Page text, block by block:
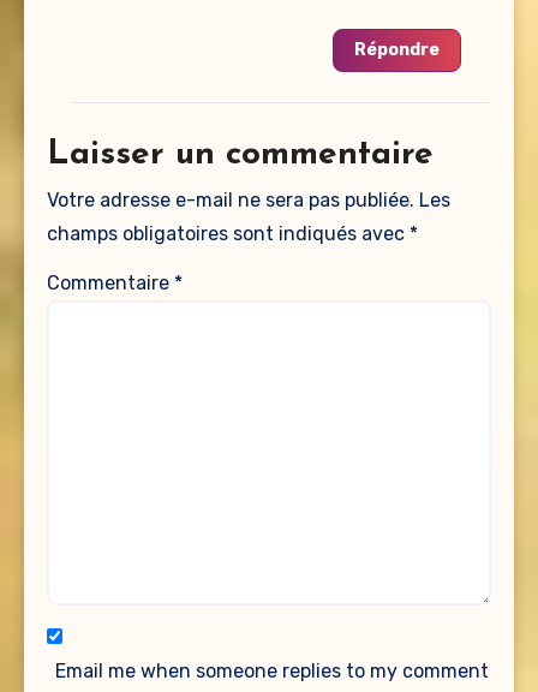
Répondre
Laisser un commentaire
Votre adresse e-mail ne sera pas publiée. Les
champs obligatoires sont indiqués avec *
Commentaire *
Email me when someone replies to my comment